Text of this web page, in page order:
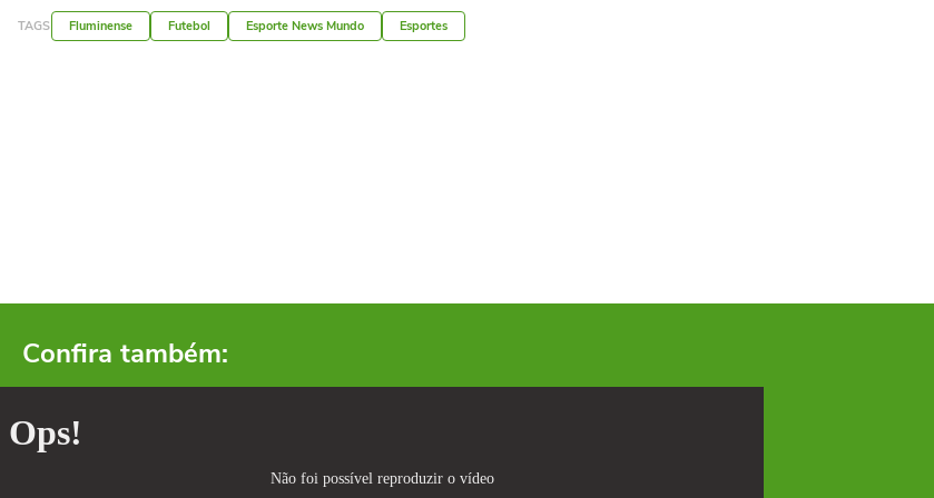
TAGS Fluminense Futebol Esporte News Mundo Esportes
Confira também: